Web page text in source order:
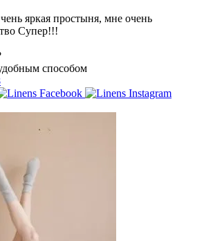
яркая простыня, мне очень
Супер!!!
способом